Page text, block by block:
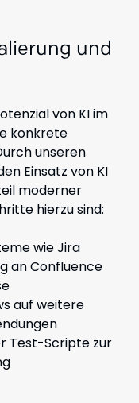
und
von KI im
konkrete
unseren
Einsatz von KI
moderner
hierzu sind:
wie Jira
an Confluence
auf weitere
Test-Scripte zur